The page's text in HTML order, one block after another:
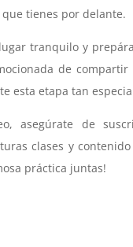
tienes por delante.
tranquilo y
de
esta etapa tan
asegúrate de
clases y
práctica juntas!